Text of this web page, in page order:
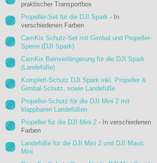
praktischer Transportbox
Propeller-Set für die DJI Spark - In
verschiedenen Farben
CamKix Schutz-Set mit Gimbal und Propeller-
Sperre (DJI Spark)
CamKix Beinverlängerung für die DJI Spark
(Landefüße)
Komplett-Schutz DJI Spark inkl. Propeller &
Gimbal-Schutz, sowie Landefüße
Propeller-Schutz für die DJI Mini 2 mit
klappbaren Landefüßen
Propeller für die DJI Mini 2 - In verschiedenen
Farben
Landefüße für die DJI Mini 2 und DJI Mavic
Mini